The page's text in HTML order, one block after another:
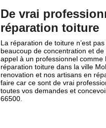
De vrai
réparation toiture
La réparation de toiture n’est
beaucoup de concentration et
appel à un professionnel
réparation toiture dans la ville
renovation et nos artisans en
faire car ce sont de vrai
toutes vos demandes et
66500.